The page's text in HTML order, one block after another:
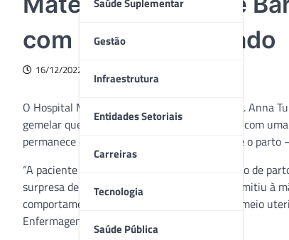
Gestão
Infraestrutura
Entidades Setoriais
Carreiras
Tecnologia
Saúde Pública
com bebê empelicado
16/12/2022
O Hospital Materno-Infantil de Barcarena Dra. Anna
gemelar que emocionou médicos e familiares, com
permanece dentro da bolsa amniótica durante o parto
“A paciente deu entrada com sinais de trabalho de
surpresa de todos estava empelicada. Isso permitiu à
comportamento como se estivesse dentro do meio
Enfermagem da unidade.